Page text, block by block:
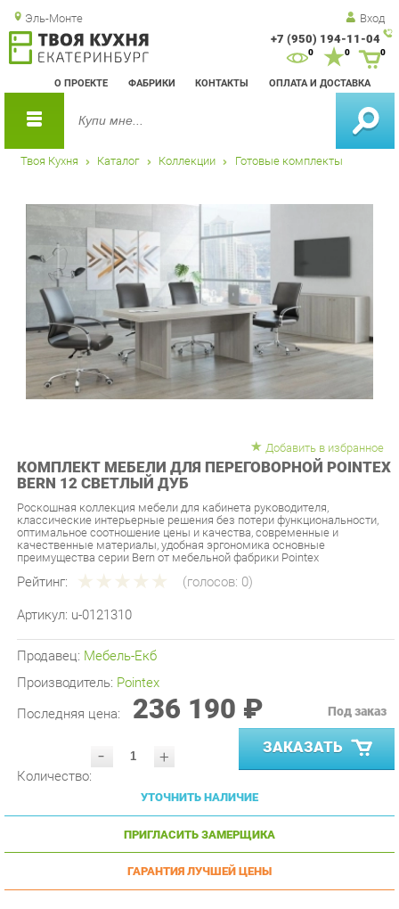
Эль-Монте Вход
+7 (950) 194-11-04
О ПРОЕКТЕ ФАБРИКИ КОНТАКТЫ ОПЛАТА И ДОСТАВКА
0 0
Твоя Кухня Каталог Коллекции Готовые комплекты
КОМПЛЕКТ МЕБЕЛИ ДЛЯ ПЕРЕГОВОРНОЙ POINTEX
BERN 12 СВЕТЛЫЙ ДУБ
Роскошная коллекция мебели для кабинета руководителя,
оптимальное соотношение цены и качества, современные и
качественные материалы, удобная эргономика основные
преимущества серии Bern от мебельной фабрики Pointex
Рейтинг: (голосов:0)
Артикул: u-0121310
Производитель:Pointex
Последняя цена: 236 190 ₽
- ЗАКАЗАТЬ
УТОЧНИТЬ НАЛИЧИЕ
ПРИГЛАСИТЬ ЗАМЕРЩИКА
ГАРАНТИЯ ЛУЧШЕЙ ЦЕНЫ
Доставкапог. Екатеринбурги до ТК -бесплатна.